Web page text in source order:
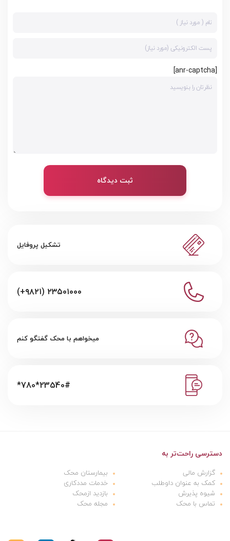
[anr-captcha]
ثبت دیدگاه
تشکیل پروفایل
(+۹۸۲۱) ۲۳۵۰۱۰۰۰
میخواهم با محک گفتگو کنم
*780*23540#
دسترسی راحت‌تر به
گزارش مالی
بیمارستان محک
کمک به عنوان داوطلب
خدمات مددکاری
شیوه پذیرش
بازدید ازمحک
تماس با محک
مجله محک